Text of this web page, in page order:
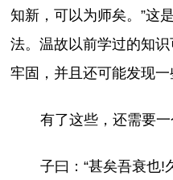
知新，可以为师矣。”这
法。温故以前学过的知
牢固，并且还可能发现一
有了这些，还需要
子曰：“甚矣吾衰也!